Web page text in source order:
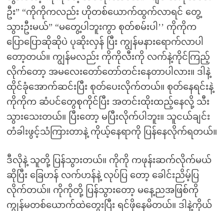
ဦး” “ကိုကိုကလည်း ဟိုတစ်ယောက်ထွက်လာရင် တွေ့
သွားဦးမယ်” “မတွေ့ပါဘူးကွာ စုတ်စမ်းပါ’’ ကိုကိုက
ပြောပြောဆိုဆိုပဲ ပုဆိုးလှန် ပြီး ကျွန်မနားရောက်လာပါ
တော့တယ်။ ကျွန်မလည်း ကိုကိုလီးကို လက်နဲ့ကိုင်ကြည့်
လိုက်တော့ အမလေးတော်တော်တင်းနေတာပါလား။ ဒါနဲ့
ထိုင်ခုံအောက်ဆင်းပြီး စုတ်ပေးလိုက်တယ်။ စုတ်နေရင်းနဲ့
ကိုကိုက ဆံပင်တွေစုကိုင်ပြီး အတင်းထိုးထည့်နေလို့ သီး
သွားသေးတယ်။ ပြီးတော့ မပြီးလိုက်ပါဘူး။ သူငယ်ချင်း
တံခါးဖွင့်သံကြားတာနဲ့ ကိုယ့်နေရာကို ပြန်နေလိုက်ရတယ်။
ဒီလိုနဲ့ သူတို့ ပြန်သွားတယ်။ ကိုကို ကဖုန်းဆက်လိုက်မယ်
ဆိုပြီး ခြေဟန် လက်ဟန်နဲ့ လုပ်ပြ တော့ ခေါင်းညိမ့်ပြ
လိုက်တယ်။ ကိုကိုတို့ ပြန်သွားတော့ မနေ့ညအဖြစ်ကို
ကျွန်မတစ်ယောက်ထဲတွေးပြီး ရင်ဖိုနေမိတယ်။ ဒါနဲ့ကိုယ်